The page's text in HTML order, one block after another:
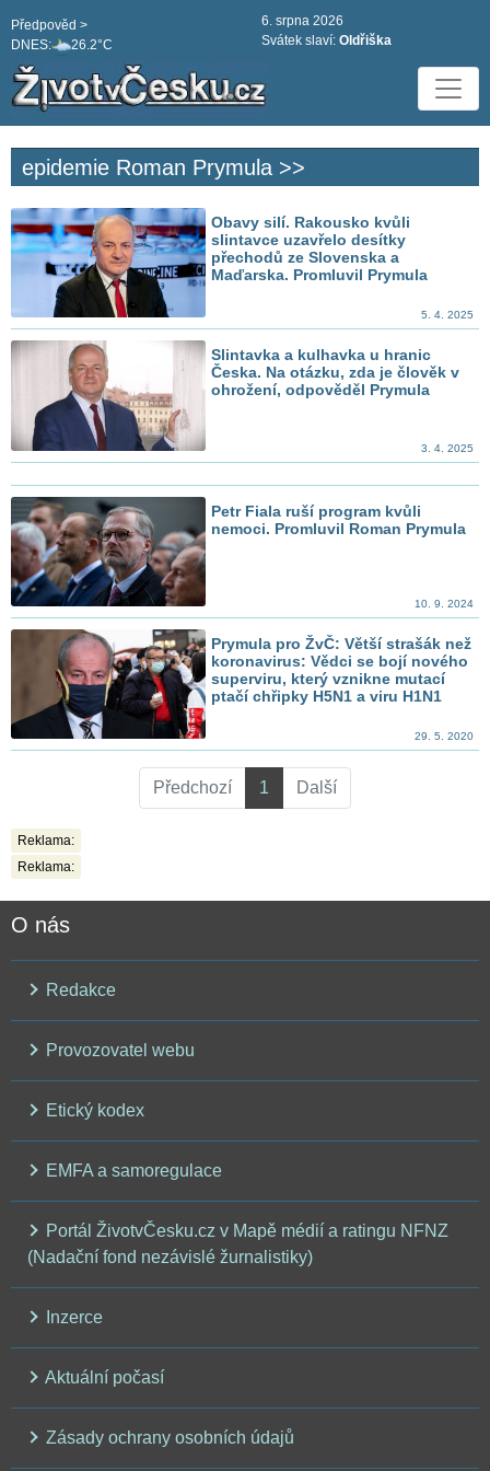
DNES: 26.2°C
Předpověd >
6. srpna 2026
Svátek slaví: Oldřiška
epidemie Roman Prymula >>
Obavy silí. Rakousko kvůli
slintavce uzavřelo desítky
přechodů ze Slovenska a
Maďarska. Promluvil Prymula
5. 4. 2025
Slintavka a kulhavka u hranic
Česka. Na otázku, zda je člověk v
ohrožení, odpověděl Prymula
3. 4. 2025
Petr Fiala ruší program kvůli
nemoci. Promluvil Roman Prymula
10. 9. 2024
Prymula pro ŽvČ: Větší strašák než
koronavirus: Vědci se bojí nového
superviru, který vznikne mutací
ptačí chřipky H5N1 a viru H1N1
29. 5. 2020
Předchozí 1 Další
Reklama:
Reklama:
O nás
Redakce
Provozovatel webu
Etický kodex
EMFA a samoregulace
Portál ŽivotvČesku.cz v Mapě médií a ratingu NFNZ
(Nadační fond nezávislé žurnalistiky)
Inzerce
Aktuální počasí
Zásady ochrany osobních údajů